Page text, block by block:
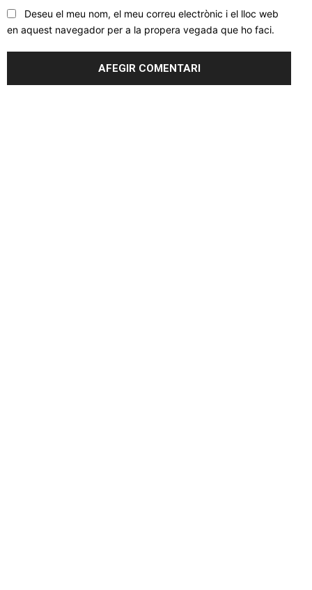
Deseu el meu nom, el meu correu electrònic i el lloc web
en aquest navegador per a la propera vegada que ho faci.